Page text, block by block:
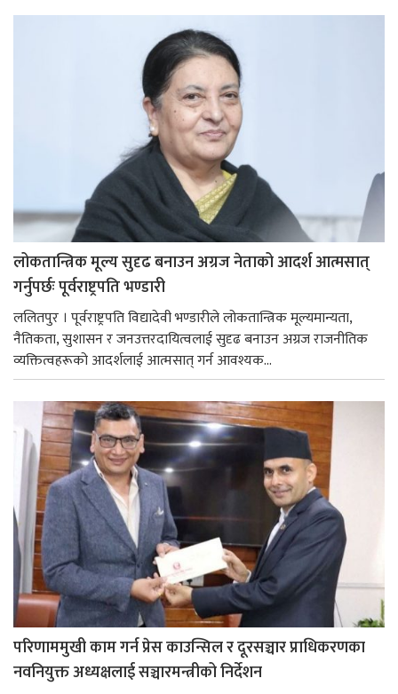
लोकतान्त्रिक मूल्य सुदृढ बनाउन अग्रज नेताको आदर्श आत्मसात्
गर्नुपर्छः पूर्वराष्ट्रपति भण्डारी
ललितपुर । पूर्वराष्ट्रपति विद्यादेवी भण्डारीले लोकतान्त्रिक मूल्यमान्यता,
नैतिकता, सुशासन र जनउत्तरदायित्वलाई सुदृढ बनाउन अग्रज राजनीतिक
व्यक्तित्वहरूको आदर्शलाई आत्मसात् गर्न आवश्यक...
परिणाममुखी काम गर्न प्रेस काउन्सिल र दूरसञ्चार प्राधिकरणका
नवनियुक्त अध्यक्षलाई सञ्चारमन्त्रीको निर्देशन